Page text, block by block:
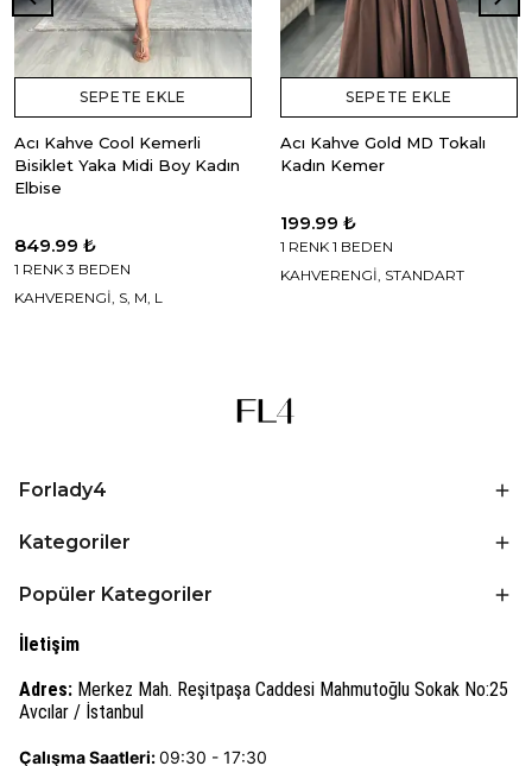
SEPETE EKLE
Acı Kahve Cool Kemerli
Bisiklet Yaka Midi Boy Kadın
Elbise
849.99 ₺
1 RENK 3 BEDEN
KAHVERENGİ, S, M, L
SEPETE EKLE
Acı Kahve Gold MD Tokalı
Kadın Kemer
199.99 ₺
1 RENK 1 BEDEN
KAHVERENGİ, STANDART
Forlady4
Kategoriler
Popüler Kategoriler
İletişim
Adres: Merkez Mah. Reşitpaşa Caddesi Mahmutoğlu Sokak No:25
Avcılar / İstanbul
Çalışma Saatleri:09:30 - 17:30